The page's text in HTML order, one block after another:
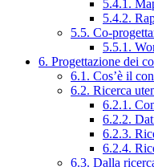
5.4.1.
5.4.2.
5.5. Co-
5.5.1.
6. Progettazione dei
6.1. Cos’è il
6.2. Ricerca
6.2.1.
6.2.2.
6.2.3.
6.2.4.
6.3. Dalla